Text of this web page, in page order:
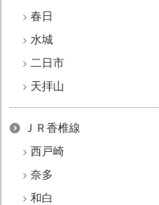
春日
水城
二日市
天拝山
ＪＲ香椎線
西戸崎
奈多
和白